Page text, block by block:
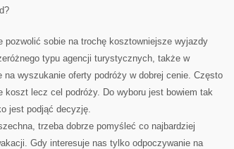
pozwolić sobie na trochę kosztowniejsze wyjazdy
typu agencji turystycznych, także w
wyszukanie oferty podróży w dobrej cenie. Często
koszt lecz cel podróży. Do wyboru jest bowiem tak
jest podjąć decyzję.
trzeba dobrze pomyśleć co najbardziej
Gdy interesuje nas tylko odpoczywanie na